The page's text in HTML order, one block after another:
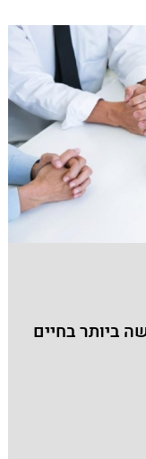
ביותר בחיים